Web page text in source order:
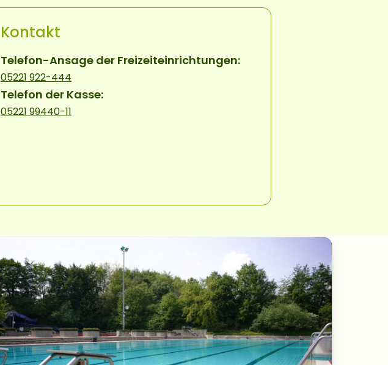
Kontakt
Telefon-Ansage der Freizeiteinrichtungen:
05221 922-444
Telefon der Kasse:
05221 99440-11